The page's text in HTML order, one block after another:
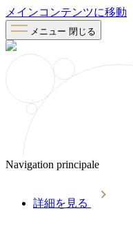
メインコンテンツに移動
メニュー 閉じる
Navigation principale
詳細を見る